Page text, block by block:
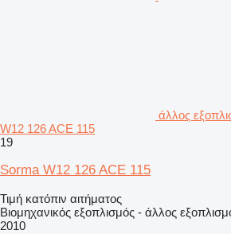
άλλος
W12 126 ACE 115
19
Sorma W12 126 ACE 115
Τιμή κατόπιν αιτήματος
Βιομηχανικός εξοπλισμός - άλλος
2010